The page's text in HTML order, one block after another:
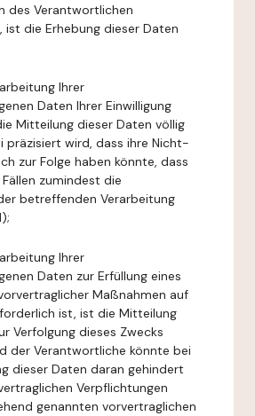
des Verantwortlichen
die Erhebung dieser Daten
Ihrer
Daten Ihrer Einwilligung
Mitteilung dieser Daten völlig
präzisiert wird, dass ihre Nicht-
zur Folge haben könnte, dass
zumindest die
betreffenden Verarbeitung
Ihrer
Daten zur Erfüllung eines
Maßnahmen auf
ist, ist die Mitteilung
Verfolgung dieses Zwecks
der Verantwortliche könnte bei
dieser Daten daran gehindert
Verpflichtungen
genannten vorvertraglichen